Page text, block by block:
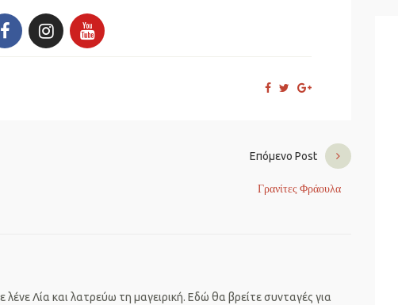
Επόμενο Post
Γρανίτες Φράουλα
Λία και λατρεύω τη μαγειρική. Εδώ θα βρείτε συνταγές για